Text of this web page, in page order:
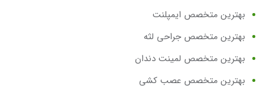
بهترین متخصص ایمپلنت
بهترین متخصص جراحی لثه
بهترین متخصص لمینت دندان
بهترین متخصص عصب کشی